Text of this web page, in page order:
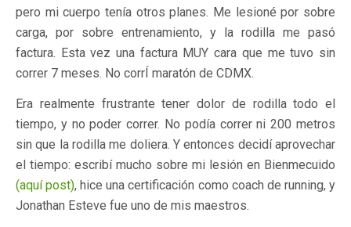
pero mi cuerpo tenía otros planes. Me lesioné por sobre
carga, por sobre entrenamiento, y la rodilla me pasó
factura. Esta vez una factura MUY cara que me tuvo sin
correr 7 meses. No corrÍ maratón de CDMX.
Era realmente frustrante tener dolor de rodilla todo el
tiempo, y no poder correr. No podía correr ni 200 metros
sin que la rodilla me doliera. Y entonces decidí aprovechar
el tiempo: escribí mucho sobre mi lesión en Bienmecuido
(aquí post), hice una certificación como coach de running, y
Jonathan Esteve fue uno de mis maestros.